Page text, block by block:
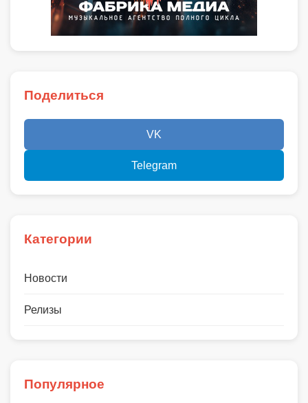
Поделиться
VK
Telegram
Категории
Новости
Релизы
Популярное